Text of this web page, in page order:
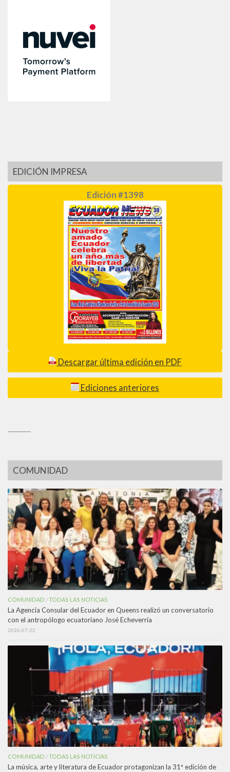
EDICIÓN IMPRESA
Edición #1398
Descargar última edición en PDF
Ediciones anteriores
COMUNIDAD
COMUNIDAD /TODAS LAS NOTICIAS
La Agencia Consular del Ecuador en Queens realizó un conversatorio
con el antropólogo ecuatoriano José Echeverría
2026-07-22
COMUNIDAD /TODAS LAS NOTICIAS
La música, arte y literatura de Ecuador protagonizan la 31ª edición de